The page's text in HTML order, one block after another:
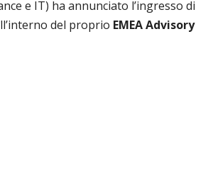
e IT) ha annunciato l’ingresso di
del proprio EMEA Advisory